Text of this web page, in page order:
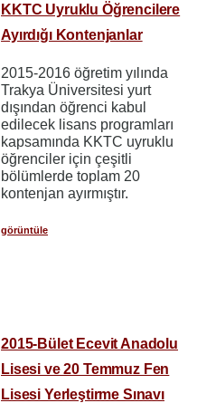
KKTC Uyruklu Öğrencilere
Ayırdığı Kontenjanlar
2015-2016 öğretim yılında
Trakya Üniversitesi yurt
dışından öğrenci kabul
edilecek lisans programları
kapsamında KKTC uyruklu
öğrenciler için çeşitli
bölümlerde toplam 20
kontenjan ayırmıştır.
görüntüle
2015-Bület Ecevit Anadolu
Lisesi ve 20 Temmuz Fen
Lisesi Yerleştirme Sınavı